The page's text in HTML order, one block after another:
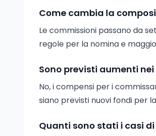
Come cambia la
Le commissioni passano da
regole per la nomina e
Sono previsti aumenti
No, i compensi per i
siano previsti nuovi fondi per
Quanti sono stati i casi